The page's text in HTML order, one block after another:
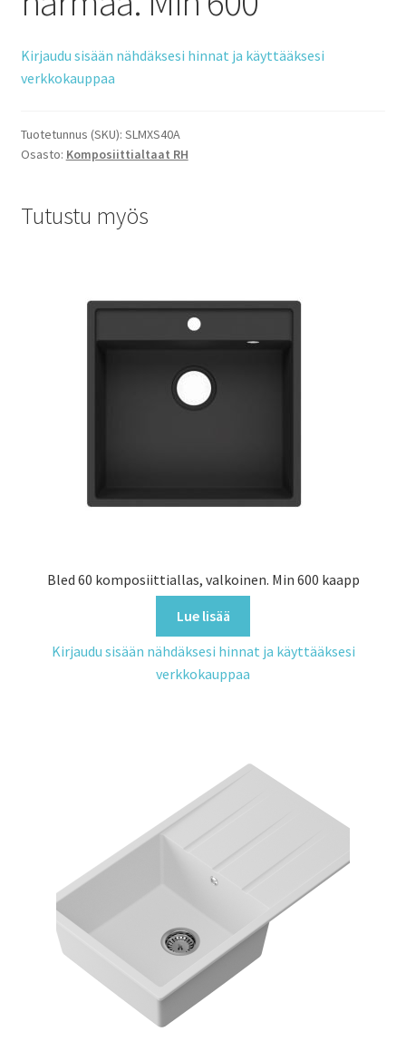
Kirjaudu sisään nähdäksesi hinnat ja käyttääksesi
verkkokauppaa
Tuotetunnus (SKU): SLMXS40A
Osasto: Komposiittialtaat RH
Tutustu myös
Bled 60 komposiittiallas, valkoinen. Min 600 kaapp
Lue lisää
Kirjaudu sisään nähdäksesi hinnat ja käyttääksesi
verkkokauppaa